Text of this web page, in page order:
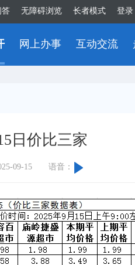
答 无障碍浏览 长者模式 登录
网上办事 互动交流
日价比三家
09-15 语音：